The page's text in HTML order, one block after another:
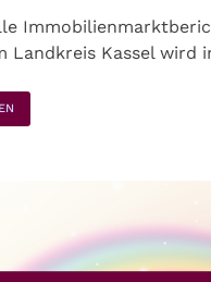
Landkreis Kassel wird